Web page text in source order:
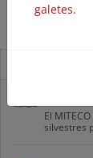
Listas
El
silvestres
galetes.